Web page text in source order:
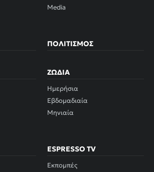
Media
ΠΟΛΙΤΙΣΜΌΣ
ΖΏΔΙΑ
Ημερήσια
Εβδομαδιαία
Μηνιαία
ESPRESSO TV
Εκπομπές